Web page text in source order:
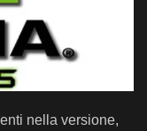
nella versione,